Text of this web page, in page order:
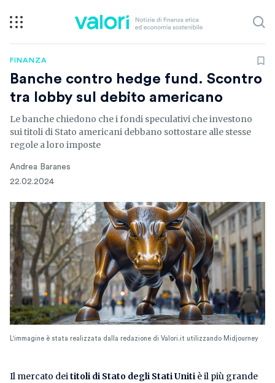
FINANZA
Banche contro hedge fund. Scontro
tra lobby sul debito americano
Le banche chiedono che i fondi speculativi che investono
sui titoli di Stato americani debbano sottostare alle stesse
regole a loro imposte
Andrea Baranes
22.02.2024
L'immagine è stata realizzata dalla redazione di Valori.it utilizzando Midjourney
Il mercato deititoli di Stato degli Stati Uniti è il più grande